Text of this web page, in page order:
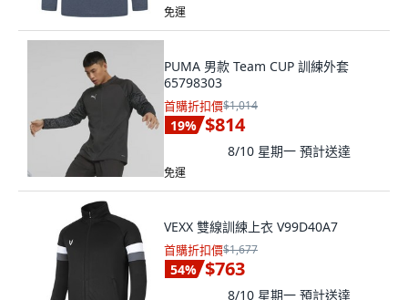
免運
PUMA 男款 Team CUP 訓練外套
65798303
首購折扣價$1,014
19% $814
8/10 星期一 預計送達
免運
VEXX 雙線訓練上衣 V99D40A7
首購折扣價$1,677
54% $763
8/10 星期一 預計送達